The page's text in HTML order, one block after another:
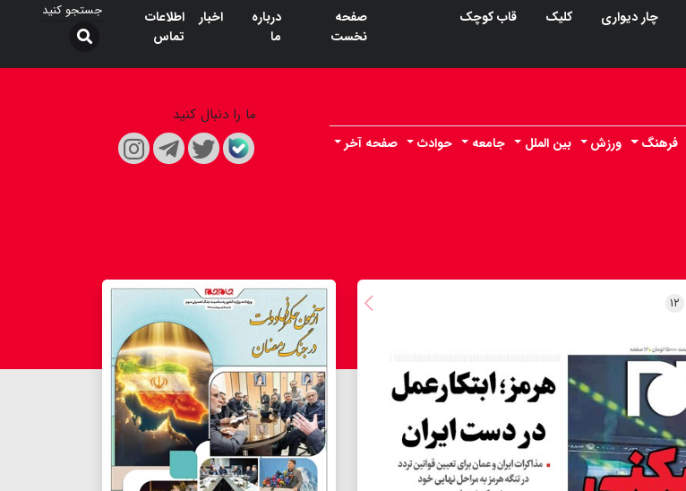
چار دیواری کلیک
قاب کوچک
صفحه
نخست
درباره
ما
اخبار
اطلاعات
تماس
فرهنگ ورزش بین الملل جامعه حوادث صفحه آخر
ما را دنبال کنید
۱۲